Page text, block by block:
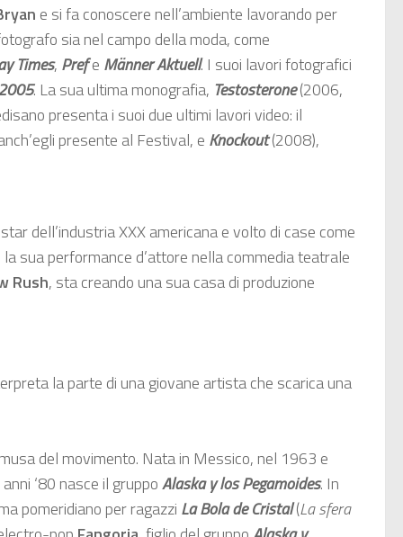
e si fa conoscere nell’ambiente lavorando per
sia nel campo della moda, come
Times, Prefe Männer Aktuell. I suoi lavori fotografici
. La sua ultima monografia, Testosterone(2006,
presenta i suoi due ultimi lavori video: il
presente al Festival, e Knockout(2008),
dell’industria XXX americana e volto di case come
sua performance d’attore nella commedia teatrale
Rush, sta creando una sua casa di produzione
la parte di una giovane artista che scarica una
del movimento. Nata in Messico, nel 1963 e
‘80 nasce il gruppoAlaska y los Pegamoides. In
pomeridiano per ragazzi La Bola de Cristal(La sfera